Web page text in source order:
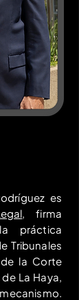
es
, firma
práctica
Tribunales
la Corte
La Haya,